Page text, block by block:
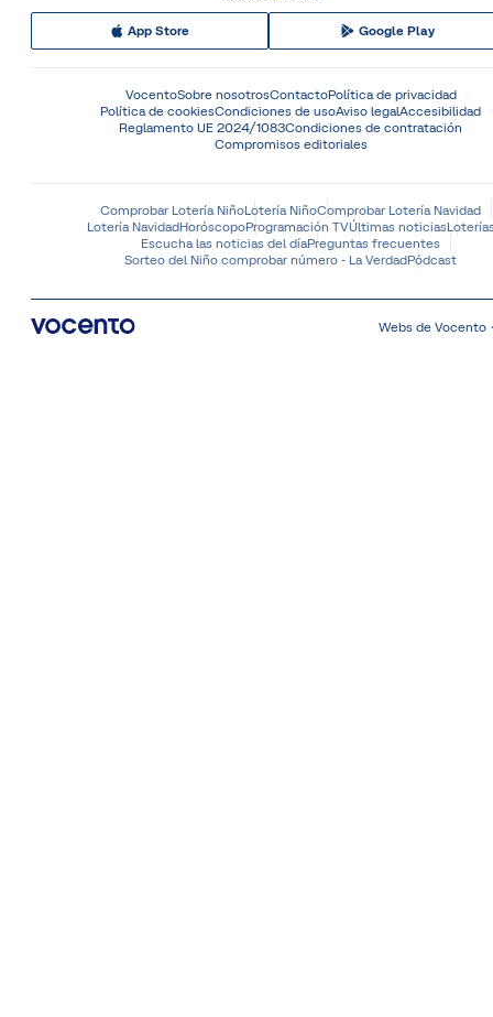
App Store Google Play
VocentoSobre nosotrosContactoPolítica de privacidad
Política de cookiesCondiciones de usoAviso legalAccesibilidad
Reglamento UE 2024/1083Condiciones de contratación
Compromisos editoriales
Comprobar Lotería NiñoLotería NiñoComprobar Lotería Navidad
Lotería NavidadHoróscopoProgramación TVÚltimas noticias
Escucha las noticias del díaPreguntas frecuentes
Sorteo del Niño comprobar número - La VerdadPódcast
Webs de Vocento